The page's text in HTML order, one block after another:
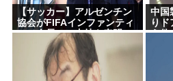
軽自動車に”軽油”を入れち
タンドで後を絶たない「誤
堀大輔さん、寝る間も惜し
(ヽ´ん`) 嫌儲民「ケンモメ
【サッカー】アルゼンチン
協会がFIFAインファンティ
ーノ会長への支持を表明
“W杯売却計画”にも言及
「過ちを認めたことは特筆
すべき」
中国
りド
う件